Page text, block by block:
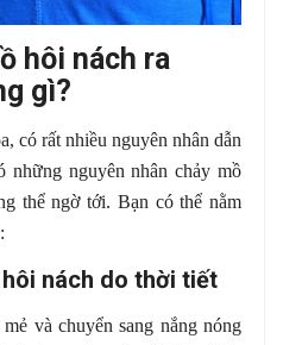
hôi nách ra
gì?
có rất nhiều nguyên nhân dẫn
những nguyên nhân chảy mồ
thể ngờ tới. Bạn có thể nằm
hôi nách do thời tiết
và chuyển sang nắng nóng